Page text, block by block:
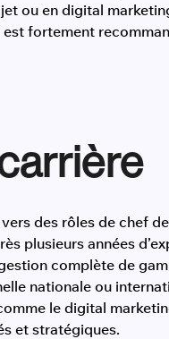
ou en digital
fortement
des rôles de chef
plusieurs années
complète de
nationale ou
le digital
et stratégiques.